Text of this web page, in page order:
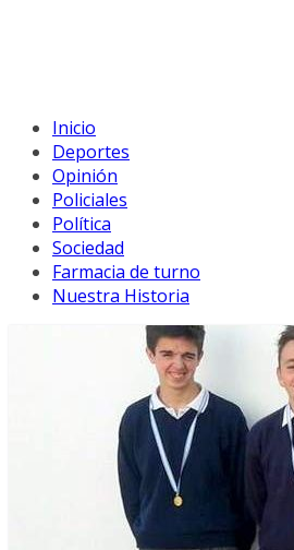
Inicio
Deportes
Opinión
Policiales
Política
Sociedad
Farmacia de turno
Nuestra Historia